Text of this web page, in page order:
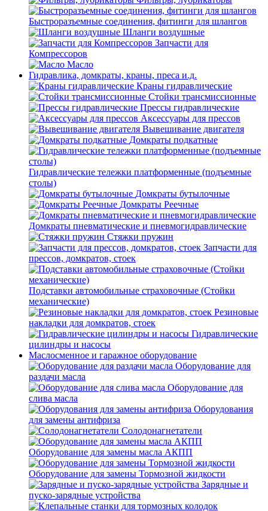
Быстроразъемные соединения, фитинги для шлангов
Шланги воздушные
Запчасти для
Компрессоров
Масло
Гидравлика, домкраты, краны, преса и.д.
Краны гидравлические
Стойки трансмиссионные
Прессы гидравлические
Аксессуары для прессов
Вывешивание двигателя
Домкраты подкатные
Гидравлические тележки платформенные (подъемные
столы)
Домкраты бутылочные
Домкраты Реечные
Домкраты пневматические и пневмогидравлические
Стяжки пружин
Запчасти для
прессов, домкратов, стоек
Подставки автомобильные страховочные (Стойки
механические)
Резиновые
накладки для домкратов, стоек
Гидравлические
цилиндры и насосы
Маслосменное и гаражное оборудование
Оборудование для
раздачи масла
Оборудование для
слива масла
Оборудования
для замены антифриза
Солодонагнетатели
Оборудование для замены масла АКПП
Оборудование для замены Тормозной жидкости
Зарядные и
пуско-зарядные устройства